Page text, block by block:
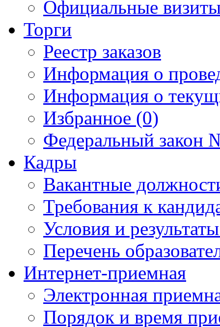
Официальные
Торги
Реестр заказов
Информация о
Информация о
Избранное (0)
Федеральный закон
Кадры
Вакантные
Требования к
Условия и
Перечень
Интернет-приемная
Электронная
Порядок и время